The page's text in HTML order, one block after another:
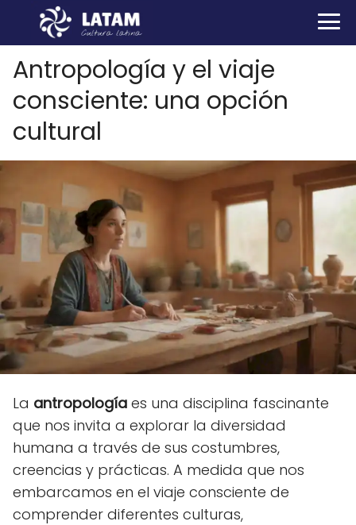
Antropología y el viaje
consciente: una opción
cultural
La antropología es una disciplina fascinante
que nos invita a explorar la diversidad
humana a través de sus costumbres,
creencias y prácticas. A medida que nos
embarcamos en el viaje consciente de
comprender diferentes culturas,